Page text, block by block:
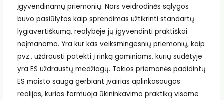
įgyvendinamų priemonių. Nors veidrodinės sąlygos
buvo pasiūlytos kaip sprendimas užtikrinti standartų
lygiavertiškumą, realybėje jų įgyvendinti praktiškai
neįmanoma. Yra kur kas veiksmingesnių priemonių, kaip
pvz., uždrausti patekti į rinką gaminiams, kurių sudėtyje
yra ES uždraustų medžiagų. Tokios priemonės padidintų
ES maisto saugą gerbiant įvairias aplinkosaugos
realijas, kurios formuoja ūkininkavimo praktiką visame